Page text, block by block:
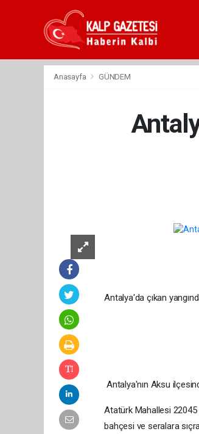
Anasayfa GÜNDEM
Antalya'da çıkan
Antalya'nın Aksu
Atatürk Mahallesi 22045
bahçesi ve seralara